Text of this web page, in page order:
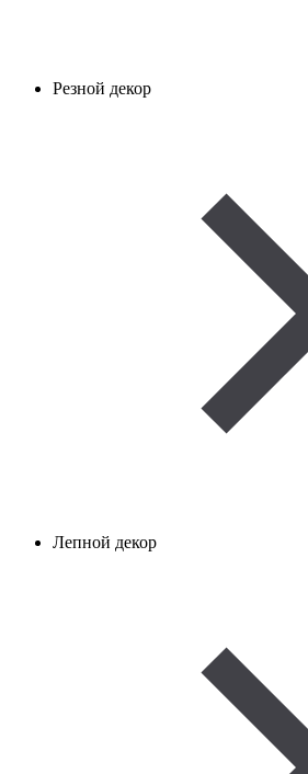
Резной декор
Лепной декор